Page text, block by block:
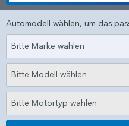
Automodell wählen, um das
Bitte Marke wählen
Bitte Modell wählen
Bitte Motortyp wählen